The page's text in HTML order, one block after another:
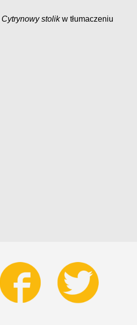
Cytrynowy stolikw tłumaczeniu